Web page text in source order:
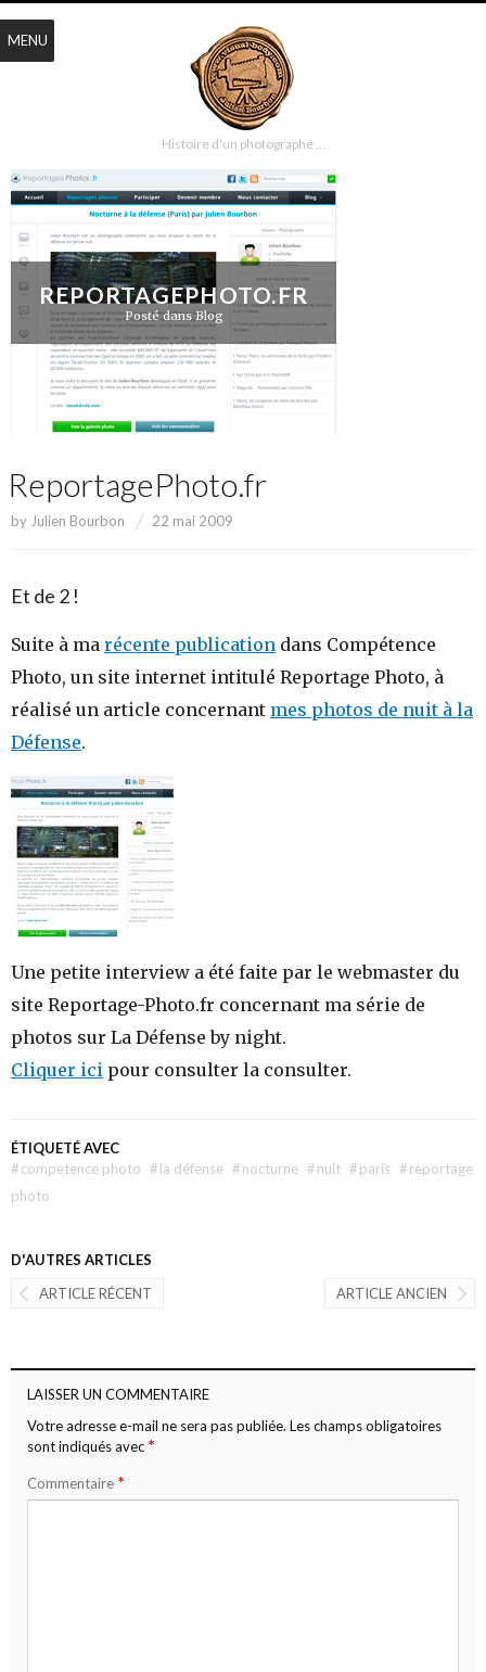
Histoire d'un photographe …
REPORTAGEPHOTO.FR
Posté dansBlog
ReportagePhoto.fr
by Julien Bourbon 22 mai 2009
Et de 2 !
Suite à ma récente publication dans Compétence
Photo, un site internet intitulé Reportage Photo, à
réalisé un article concernant mes photos de nuit à la
Défense.
Une petite interview a été faite par le webmaster du
site Reportage-Photo.fr concernant ma série de
photos sur La Défense by night.
Cliquer ici pour consulter la consulter.
ÉTIQUETÉ AVEC
#competence photo #la défense #nocturne #nuit #paris #reportage
photo
D'AUTRES ARTICLES
ARTICLE ANCIEN
ARTICLE RÉCENT
LAISSER UN COMMENTAIRE
Votre adresse e-mail ne sera pas publiée. Les champs obligatoires
sont indiqués avec *
Commentaire *
MENU